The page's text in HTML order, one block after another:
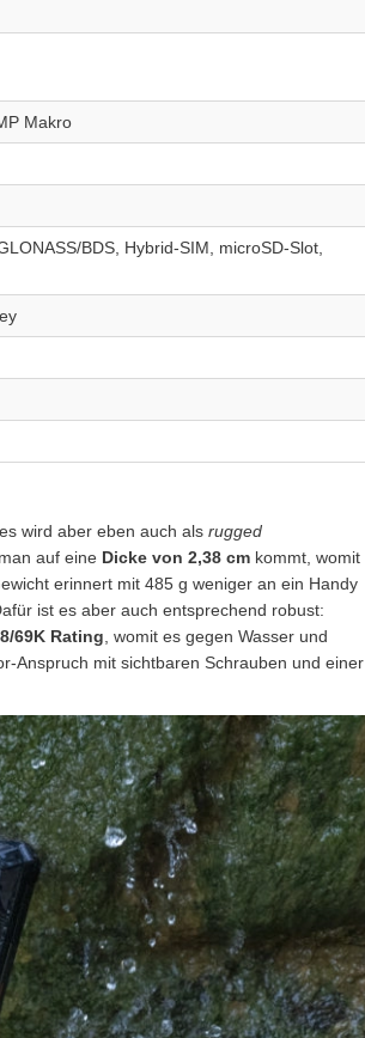
Makro
BDS, Hybrid-SIM, microSD-Slot,
wird aber eben auch als rugged
auf eine Dicke von 2,38 cm kommt, womit
erinnert mit 485 g weniger an ein Handy
ist es aber auch entsprechend robust:
69K Rating , womit es gegen Wasser und
Anspruch mit sichtbaren Schrauben und einer